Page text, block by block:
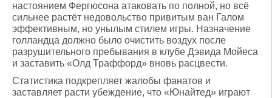
настоянием Фергюсона атаковать по полной, но всё
сильнее растёт недовольство привитым ван Галом
эффективным, но унылым стилем игры. Назначение
голландца должно было очистить воздух после
разрушительного пребывания в клубе Дэвида Мойеса
и заставить «Олд Траффорд» вновь расцвести.
Статистика подкрепляет жалобы фанатов и
заставляет расти убеждение, что «Юнайтед» играют